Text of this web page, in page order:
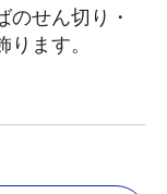
のせん切り・
ます。